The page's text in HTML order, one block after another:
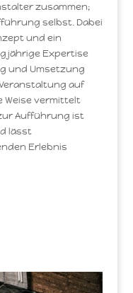
zusammen;
selbst. Dabei
und ein
Expertise
und Umsetzung
auf
Weise vermittelt
Aufführung ist
lässt
Erlebnis